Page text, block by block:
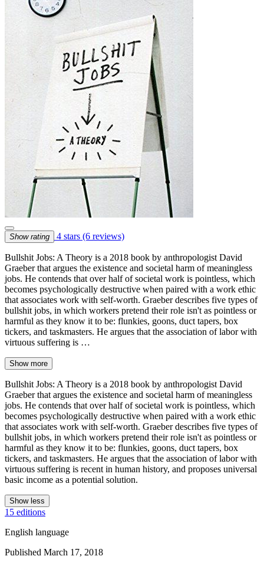
Show rating 4 stars (6 reviews)
Bullshit Jobs: A Theory is a 2018 book by anthropologist David
Graeber that argues the existence and societal harm of meaningless
jobs. He contends that over half of societal work is pointless, which
becomes psychologically destructive when paired with a work ethic
that associates work with self-worth. Graeber describes five types of
bullshit jobs, in which workers pretend their role isn't as pointless or
harmful as they know it to be: flunkies, goons, duct tapers, box
tickers, and taskmasters. He argues that the association of labor with
virtuous suffering is …
Show more
Bullshit Jobs: A Theory is a 2018 book by anthropologist David
Graeber that argues the existence and societal harm of meaningless
jobs. He contends that over half of societal work is pointless, which
becomes psychologically destructive when paired with a work ethic
that associates work with self-worth. Graeber describes five types of
bullshit jobs, in which workers pretend their role isn't as pointless or
harmful as they know it to be: flunkies, goons, duct tapers, box
tickers, and taskmasters. He argues that the association of labor with
virtuous suffering is recent in human history, and proposes universal
basic income as a potential solution.
Show less
15 editions
English language
Published March 17, 2018